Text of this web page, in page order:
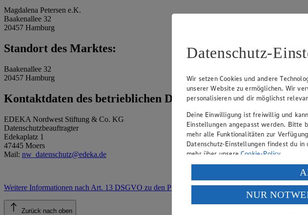
Magdalena Petersen e.K.
Baakenallee 32
20457 Hamburg
Standort des Marktes:
Baakenallee 32
20457 Hamburg
Kontaktdaten des betrieblichen Datenschutzbeauftragten:
EDEKA Nordwest Stiftung & Co. KG
Datenschutzbeauftragter
Edekaplatz 1
47445 Moers
Mail: nw_datenschutz@edeka.de
Weitere Informationen nach Art. 13 DSGVO zu den Prozessen.
Zurück nach oben
Datenschutz-
Wir setzen Cookies und andere
unserer Website zu ermöglichen. Wir
personalisieren und dir möglichst
Deine Einwilligung ist freiwillig und
Einstellungen angepasst werden. Bitte
mehr alle Funktionalitäten zur
Datenschutz-Einstellungen findest du in
mehr über unsereCookie-Policy.
Verarbeitung deiner
Wenn du auf „Aktivieren“ klickst,
ein, dass deine Daten in den USA
einem nach europäischen Standards
NUR